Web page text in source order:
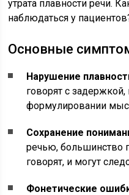
утрата плавности речи.
наблюдаться у
Основные
Нарушение
говорят с
формулировании
Сохранение
речью, большинство
говорят, и могут
Фонетические